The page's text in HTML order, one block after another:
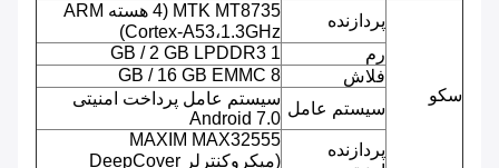
سکو
پردازنده
MTK MT8735 (4 هسته ARM
Cortex-A53،1.3GHz)
رم
1 GB / 2 GB LPDDR3
فلاش
8 GB / 16 GB EMMC
سیستم عامل
سیستم عامل پرداخت امنیتی
Android 7.0
پردازنده
MAXIM MAX32555
(میکروکنترلر DeepCover